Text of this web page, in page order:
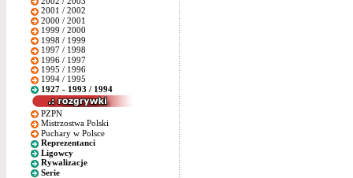
2001 / 2002
2000 / 2001
1999 / 2000
1998 / 1999
1997 / 1998
1996 / 1997
1995 / 1996
1994 / 1995
1927 - 1993 / 1994
PZPN
Mistrzostwa Polski
Puchary w Polsce
Reprezentanci
Ligowcy
Rywalizacje
Serie